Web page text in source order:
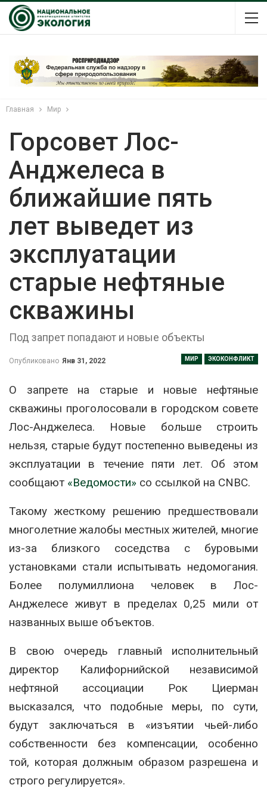
Главная Мир
Горсовет Лос-
Анджелеса в
ближайшие пять
лет выведет из
эксплуатации
старые нефтяные
скважины
Под запрет попадают и новые объекты
МИР ЭКОКОНФЛИКТ
Опубликовано Янв 31, 2022
О запрете на старые и новые нефтяные
скважины проголосовали в городском совете
Лос-Анджелеса. Новые больше строить
нельзя, старые будут постепенно выведены из
эксплуатации в течение пяти лет. Об этом
сообщают «Ведомости» со ссылкой на CNBC.
Такому жесткому решению предшествовали
многолетние жалобы местных жителей, многие
из-за близкого соседства с буровыми
установками стали испытывать недомогания.
Более полумиллиона человек в Лос-
Анджелесе живут в пределах 0,25 мили от
названных выше объектов.
В свою очередь главный исполнительный
директор Калифорнийской независимой
нефтяной ассоциации Рок Циерман
высказался, что подобные меры, по сути,
будут заключаться в «изъятии чьей-либо
собственности без компенсации, особенно
той, которая должным образом разрешена и
строго регулируется».